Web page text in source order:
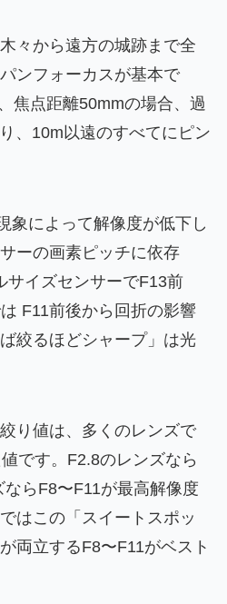
々から遠方の城跡まで全
ンフォーカスが基本で
焦点距離50mmの場合、過
、10m以遠のすべてにピン
象によって解像度が低下し
ーの画素ピッチに依存
サイズセンサーでF13前
F11前後から回折の影響
絞るほどシャープ」は光
り値は、多くのレンズで
です。F2.8のレンズなら
らF8〜F11が最高解像度
はこの「スイートスポッ
両立するF8〜F11がベスト